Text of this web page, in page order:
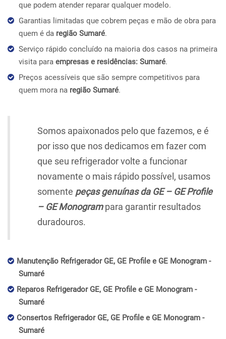
que podem atender reparar qualquer modelo.
Garantias limitadas que cobrem peças e mão de obra para
quem é da região Sumaré.
Serviço rápido concluído na maioria dos casos na primeira
visita para empresas e residências: Sumaré.
Preços acessíveis que são sempre competitivos para
quem mora na região Sumaré.
Somos apaixonados pelo que fazemos, e é
por isso que nos dedicamos em fazer com
que seu refrigerador volte a funcionar
novamente o mais rápido possível, usamos
somente peças genuínas da GE – GE Profile
– GE Monogrampara garantir resultados
duradouros.
Manutenção Refrigerador GE, GE Profile e GE Monogram -
Sumaré
Reparos Refrigerador GE, GE Profile e GE Monogram -
Sumaré
Consertos Refrigerador GE, GE Profile e GE Monogram -
Sumaré